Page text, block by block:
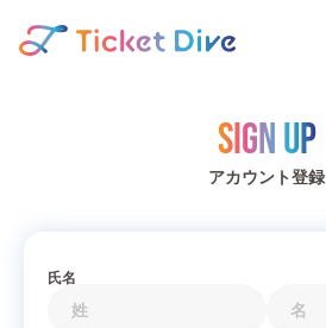
Sign Up
アカウント登録
氏名